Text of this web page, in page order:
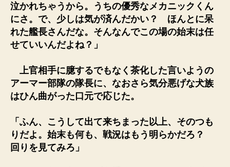
泣かれちゃうから。うちの優秀なメカニックくん
にさ。で、少しは気が済んだかい？ ほんとに呆
れた艦長さんだな。そんなんでこの場の始末は任
せていいんだよね？」
上官相手に臆するでもなく茶化した言いようの
アーマー部隊の隊長に、なおさら気分悪げな犬族
はひん曲がった口元で応じた。
「ふん、こうして出て来ちまった以上、そのつも
りだよ。始末も何も、戦況はもう明らかだろ？
回りを見てみろ」